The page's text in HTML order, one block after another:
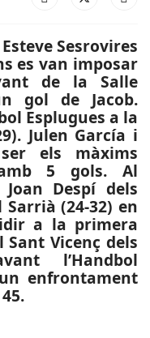
Sesrovires
es van imposar
de la Salle
gol de Jacob.
Esplugues a la
Julen García i
els màxims
5 gols. Al
Despí dels
(24-32) en
a la primera
Sant Vicenç dels
l’Handbol
enfrontament